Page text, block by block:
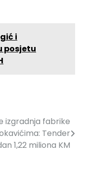
i
posjetu
izgradnja fabrike
Tender
1,22 miliona KM